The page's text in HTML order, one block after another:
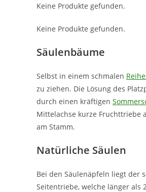
Keine Produkte gefunden.
Keine Produkte gefunden.
Säulenbäume
Selbst in einem schmalen
zu ziehen. Die Lösung des
durch einen kräftigen
Mittelachse kurze Fruchttriebe
am Stamm.
Natürliche Säulen
Bei den Säulenäpfeln liegt der
Seitentriebe, welche länger als